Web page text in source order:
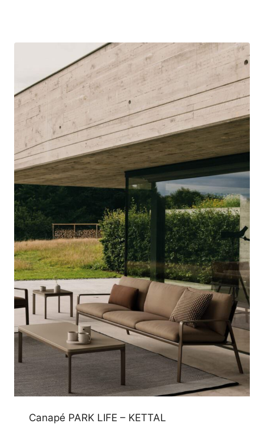
Canapé PARK LIFE – KETTAL